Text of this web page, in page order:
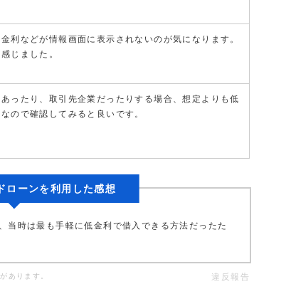
利などが情報画面に表示されないのが気になります。
じました。
ったり、取引先企業だったりする場合、想定よりも低
ので確認してみると良いです。
ローンを利用した感想
当時は最も手軽に低金利で借入できる方法だったた
あります。 違反報告